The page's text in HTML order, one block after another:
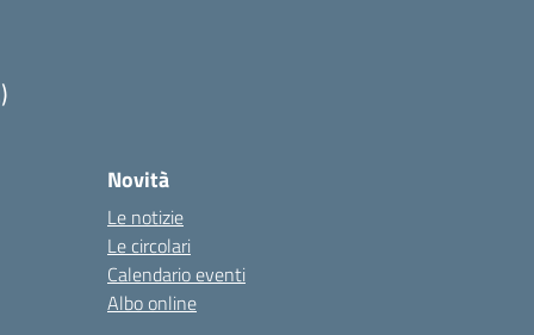
Novità
Le notizie
Le circolari
Calendario eventi
Albo online